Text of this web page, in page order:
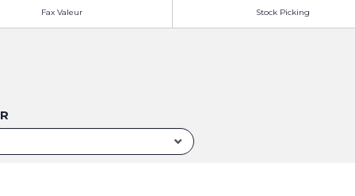
Fax Valeur Stock Picking